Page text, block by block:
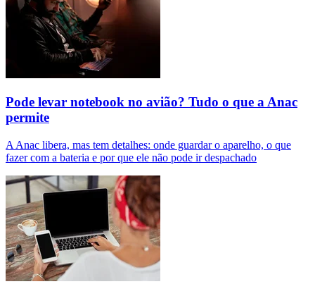
Pode levar notebook no avião? Tudo o que a Anac
permite
A Anac libera, mas tem detalhes: onde guardar o aparelho, o que
fazer com a bateria e por que ele não pode ir despachado